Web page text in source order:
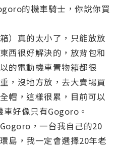
的機車騎士，你說你買
）真的太小了，只能放放
西很好解決的，放背包和
的電動機車置物箱都很
，沒地方放，去大賣場買
帽，這樣很累，目前可以
好像只有Gogoro。
，一台我自己的20
島，我一定會選擇20年老